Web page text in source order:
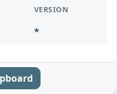
VERSION
*